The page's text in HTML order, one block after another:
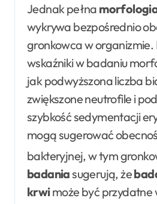
Jednak pełna
wykrywa bezpośrednio
gronkowca w organizmie.
wskaźniki w badaniu
jak podwyższona liczba
zwiększone neutrofile i
szybkość sedymentacji
mogą sugerować
bakteryjnej, w tym
badaniasugerują, że
krwimoże być przydatne